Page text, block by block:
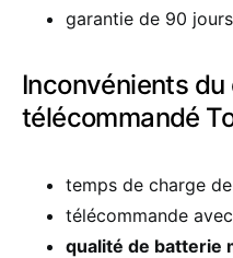
garantie de 90 jours
Inconvénients du
télécommandé
temps de charge
télécommande
qualité de batterie